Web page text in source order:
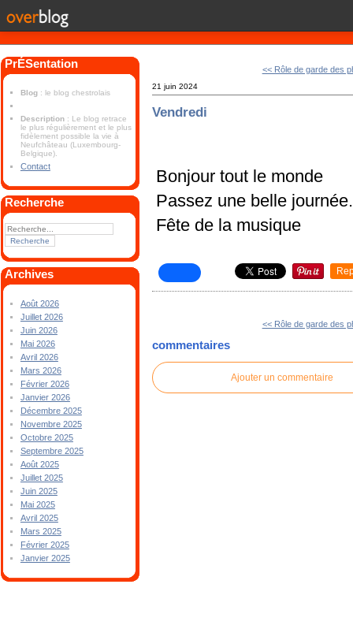
PrÉSentation
Blog : le blog chestrolais
Description : Le blog retrace
le plus régulièrement et le plus
fidèlement possible la vie à
Neufchâteau (Luxembourg-
Belgique).
Contact
Recherche
Archives
Août 2026
Juillet 2026
Juin 2026
Mai 2026
Avril 2026
Mars 2026
Février 2026
Janvier 2026
Décembre 2025
Novembre 2025
Octobre 2025
Septembre 2025
Août 2025
Juillet 2025
Juin 2025
Mai 2025
Avril 2025
Mars 2025
Février 2025
Janvier 2025
<< Rôle de garde des
21 juin 2024
Vendredi
Bonjour tout le monde
Passez une belle journée.
Fête de la musique
<< Rôle de garde des
commentaires
Ajouter un commentaire